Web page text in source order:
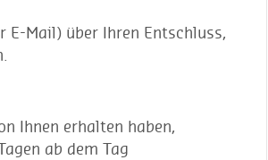
Mail) über Ihren Entschluss,
Ihnen erhalten haben,
ab dem Tag